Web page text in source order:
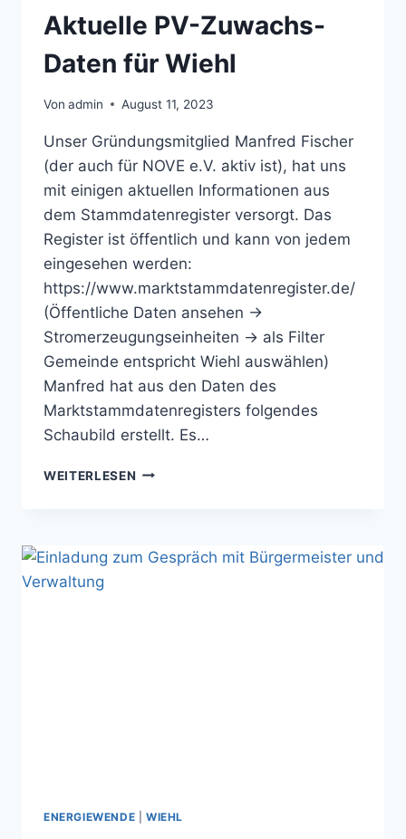
Aktuelle PV-Zuwachs-
Daten für Wiehl
Von admin August 11, 2023
Unser Gründungsmitglied Manfred Fischer
(der auch für NOVE e.V. aktiv ist), hat uns
mit einigen aktuellen Informationen aus
dem Stammdatenregister versorgt. Das
Register ist öffentlich und kann von jedem
eingesehen werden:
https://www.marktstammdatenregister.de/
(Öffentliche Daten ansehen ->
Stromerzeugungseinheiten -> als Filter
Gemeinde entspricht Wiehl auswählen)
Manfred hat aus den Daten des
Marktstammdatenregisters folgendes
Schaubild erstellt. Es…
WEITERLESEN AKTUELLE
WIEHL
ENERGIEWENDE WIEHL